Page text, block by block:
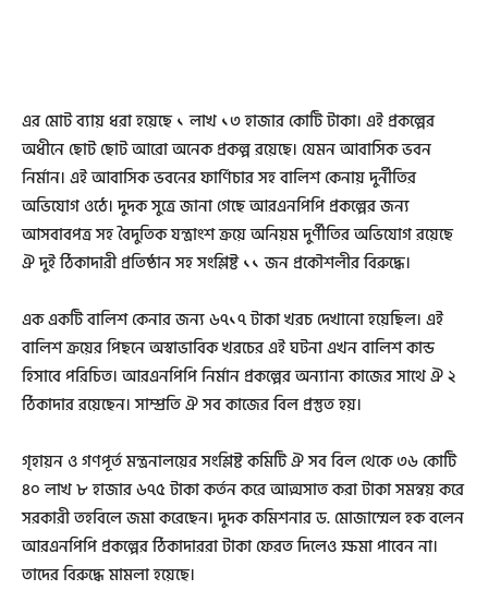
এর মোট ব্যায় ধরা হয়েছে ১ লাখ ১৩ হাজার কোটি টাকা। এই প্রকল্পের
অধীনে ছোট ছোট আরো অনেক প্রকল্প রয়েছে। যেমন আবাসিক ভবন
নির্মান। এই আবাসিক ভবনের ফার্ণিচার সহ বালিশ কেনায় দুর্নীতির
অভিযোগ ওঠে। দুদক সুত্রে জানা গেছে আরএনপিপি প্রকল্পের জন্য
আসবাবপত্র সহ বৈদুতিক যন্ত্রাংশ ক্রয়ে অনিয়ম দুর্ণীতির অভিযোগ রয়েছে
ঐ দুই ঠিকাদারী প্রতিষ্ঠান সহ সংশ্লিষ্ট ১১ জন প্রকৌশলীর বিরুদ্ধে।
এক একটি বালিশ কেনার জন্য ৬৭১৭ টাকা খরচ দেখানো হয়েছিল। এই
বালিশ ক্রয়ের পিছনে অস্বাভাবিক খরচের এই ঘটনা এখন বালিশ কান্ড
হিসাবে পরিচিত। আরএনপিপি নির্মান প্রকল্পের অন্যান্য কাজের সাথে ঐ ২
ঠিকাদার রয়েছেন। সাম্প্রতি ঐ সব কাজের বিল প্রস্তুত হয়।
গৃহায়ন ও গণপূর্ত মন্ত্রনালয়ের সংশ্লিষ্ট কমিটি ঐ সব বিল থেকে ৩৬ কোটি
৪০ লাখ ৮ হাজার ৬৭৫ টাকা কর্তন করে আত্মসাত করা টাকা সমন্বয় করে
সরকারী তহবিলে জমা করেছেন। দুদক কমিশনার ড. মোজাম্মেল হক বলেন
আরএনপিপি প্রকল্পের ঠিকাদাররা টাকা ফেরত দিলেও ক্ষমা পাবেন না।
তাদের বিরুদ্ধে মামলা হয়েছে।